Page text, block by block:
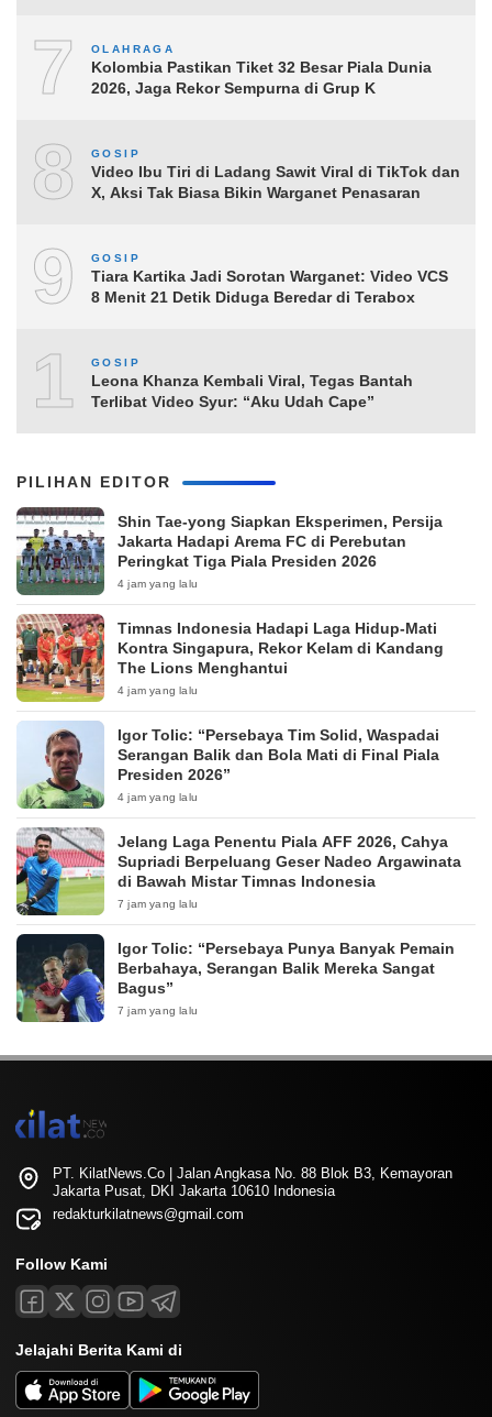
7 OLAHRAGA
Kolombia Pastikan Tiket 32 Besar Piala Dunia
2026, Jaga Rekor Sempurna di Grup K
8 GOSIP
Video Ibu Tiri di Ladang Sawit Viral di TikTok dan
X, Aksi Tak Biasa Bikin Warganet Penasaran
9 GOSIP
Tiara Kartika Jadi Sorotan Warganet: Video VCS
8 Menit 21 Detik Diduga Beredar di Terabox
10
GOSIP
Leona Khanza Kembali Viral, Tegas Bantah
Terlibat Video Syur: “Aku Udah Cape”
PILIHAN EDITOR
Shin Tae-yong Siapkan Eksperimen, Persija
Jakarta Hadapi Arema FC di Perebutan
Peringkat Tiga Piala Presiden 2026
4 jam yang lalu
Timnas Indonesia Hadapi Laga Hidup-Mati
Kontra Singapura, Rekor Kelam di Kandang
The Lions Menghantui
4 jam yang lalu
Igor Tolic: “Persebaya Tim Solid, Waspadai
Serangan Balik dan Bola Mati di Final Piala
Presiden 2026”
4 jam yang lalu
Jelang Laga Penentu Piala AFF 2026, Cahya
Supriadi Berpeluang Geser Nadeo Argawinata
di Bawah Mistar Timnas Indonesia
7 jam yang lalu
Igor Tolic: “Persebaya Punya Banyak Pemain
Berbahaya, Serangan Balik Mereka Sangat
Bagus”
7 jam yang lalu
PT. KilatNews.Co | Jalan Angkasa No. 88 Blok B3, Kemayoran
Jakarta Pusat, DKI Jakarta 10610 Indonesia
redakturkilatnews@gmail.com
Follow Kami
Jelajahi Berita Kami di